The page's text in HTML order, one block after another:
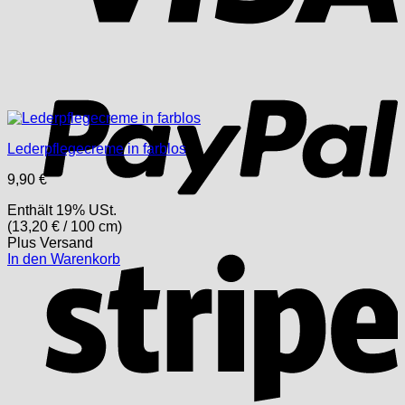
Lederpflegecreme in farblos
9,90 €
Enthält 19% USt.
(13,20 € / 100 cm)
Plus Versand
In den Warenkorb